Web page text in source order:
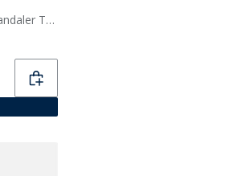
Calvin Klein Herre Essential Sandaler Triple Black